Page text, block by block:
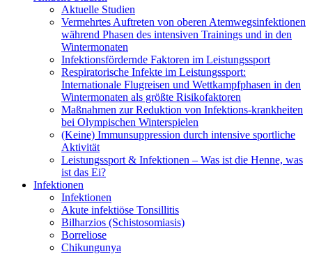
Aktuelle Studien
Vermehrtes Auftreten von oberen Atemwegsinfektionen
während Phasen des intensiven Trainings und in den
Wintermonaten
Infektionsfördernde Faktoren im Leistungssport
Respiratorische Infekte im Leistungssport:
Internationale Flugreisen und Wettkampfphasen in den
Wintermonaten als größte Risikofaktoren
Maßnahmen zur Reduktion von Infektions-krankheiten
bei Olympischen Winterspielen
(Keine) Immunsuppression durch intensive sportliche
Aktivität
Leistungssport & Infektionen – Was ist die Henne, was
ist das Ei?
Infektionen
Infektionen
Akute infektiöse Tonsillitis
Bilharzios (Schistosomiasis)
Borreliose
Chikungunya